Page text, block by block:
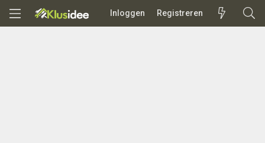
Inloggen Registreren